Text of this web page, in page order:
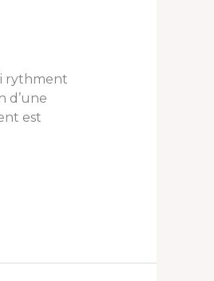
rythment
d’une
est